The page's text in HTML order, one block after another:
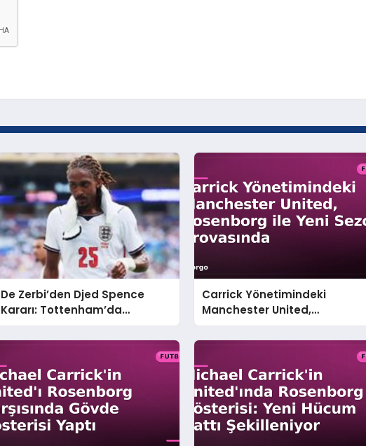
De Zerbi’den Djed Spence
Kararı: Tottenham’da
Geleceği Belli Oluyor
Carrick Yönetimindeki
Manchester United,
Rosenborg ile Yeni Sezon
Provasında